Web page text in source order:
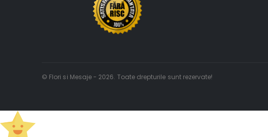
© Flori si Mesaje - 2026. Toate drepturile sunt rezervate!